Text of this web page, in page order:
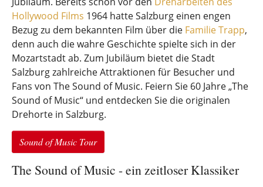
Hollywood Films 1964 hatte Salzburg einen engen
Bezug zu dem bekannten Film über die Familie Trapp,
denn auch die wahre Geschichte spielte sich in der
Mozartstadt ab. Zum Jubiläum bietet die Stadt
Salzburg zahlreiche Attraktionen für Besucher und
Fans von The Sound of Music. Feiern Sie 60 Jahre „The
Sound of Music“ und entdecken Sie die originalen
Drehorte in Salzburg.
Sound of Music Tour
The Sound of Music - ein zeitloser Klassiker